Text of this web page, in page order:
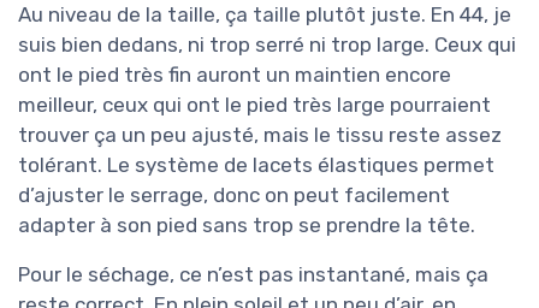
Au niveau de la taille, ça taille plutôt juste. En 44, je
suis bien dedans, ni trop serré ni trop large. Ceux qui
ont le pied très fin auront un maintien encore
meilleur, ceux qui ont le pied très large pourraient
trouver ça un peu ajusté, mais le tissu reste assez
tolérant. Le système de lacets élastiques permet
d’ajuster le serrage, donc on peut facilement
adapter à son pied sans trop se prendre la tête.
Pour le séchage, ce n’est pas instantané, mais ça